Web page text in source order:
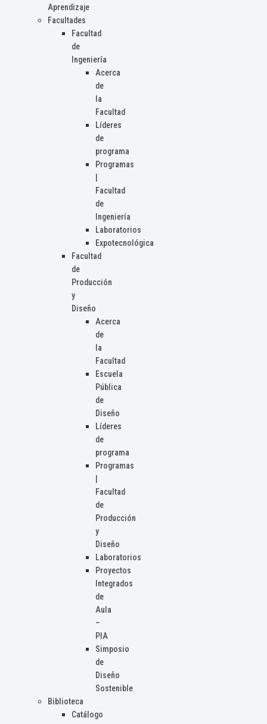
Aprendizaje
Facultades
Facultad
de
Ingeniería
Acerca
de
la
Facultad
Líderes
de
programa
Programas
Facultad
de
Ingeniería
Laboratorios
Expotecnológica
Facultad
de
Producción
y
Diseño
Acerca
de
la
Facultad
Escuela
Pública
de
Diseño
Líderes
de
programa
Programas
Facultad
de
Producción
y
Diseño
Laboratorios
Proyectos
Integrados
de
Aula
–
PIA
Simposio
de
Diseño
Sostenible
Biblioteca
Catálogo